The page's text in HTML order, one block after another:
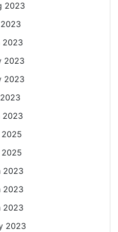
2023
2023
2023
2023
2023
2025
2025
2023
2023
2023
2023